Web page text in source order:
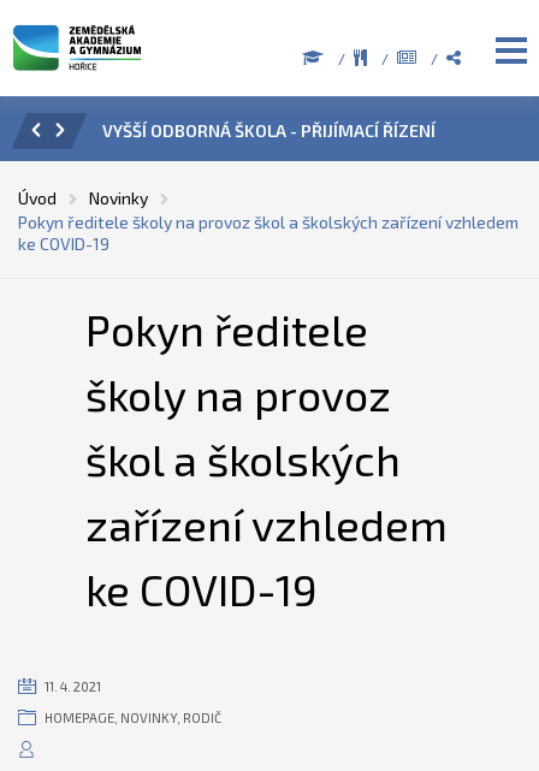
ŘÍZENÍ ÚŘEDNÍ HODINY V OBDOBÍ LETNÍCH PRÁZDNIN
Úvod
Novinky
Pokyn ředitele školy na provoz škol a školských zařízení vzhledem
ke COVID-19
Pokyn ředitele
školy na provoz
škol a školských
zařízení vzhledem
ke COVID-19
11. 4. 2021
HOMEPAGE NOVINKY, RODIČ